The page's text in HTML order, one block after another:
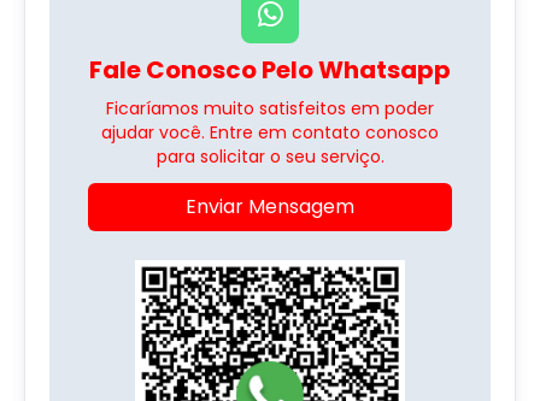
Fale Conosco Pelo Whatsapp
Ficaríamos muito satisfeitos em poder
ajudar você. Entre em contato conosco
para solicitar o seu serviço.
Enviar Mensagem